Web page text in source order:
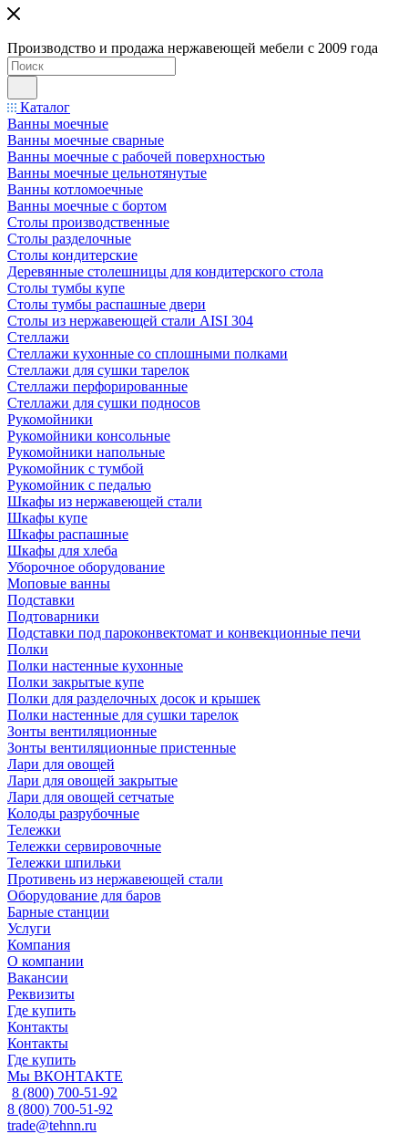
Производство и продажа нержавеющей мебели с 2009 года
Каталог
Ванны моечные
Ванны моечные сварные
Ванны моечные с рабочей поверхностью
Ванны моечные цельнотянутые
Ванны котломоечные
Ванны моечные с бортом
Столы производственные
Столы разделочные
Столы кондитерские
Деревянные столешницы для кондитерского стола
Столы тумбы купе
Столы тумбы распашные двери
Столы из нержавеющей стали AISI 304
Стеллажи
Стеллажи кухонные со сплошными полками
Стеллажи для сушки тарелок
Стеллажи перфорированные
Стеллажи для сушки подносов
Рукомойники
Рукомойники консольные
Рукомойники напольные
Рукомойник с тумбой
Рукомойник с педалью
Шкафы из нержавеющей стали
Шкафы купе
Шкафы распашные
Шкафы для хлеба
Уборочное оборудование
Моповые ванны
Подставки
Подтоварники
Подставки под пароконвектомат и конвекционные печи
Полки
Полки настенные кухонные
Полки закрытые купе
Полки для разделочных досок и крышек
Полки настенные для сушки тарелок
Зонты вентиляционные
Зонты вентиляционные пристенные
Лари для овощей
Лари для овощей закрытые
Лари для овощей сетчатые
Колоды разрубочные
Тележки
Тележки сервировочные
Тележки шпильки
Противень из нержавеющей стали
Оборудование для баров
Барные станции
Услуги
Компания
О компании
Вакансии
Реквизиты
Где купить
Контакты
Контакты
Где купить
Мы ВКОНТАКТЕ
8 (800) 700-51-92
8 (800) 700-51-92
trade@tehnn.ru